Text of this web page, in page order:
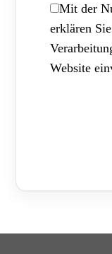
Mit der
erklären
Website